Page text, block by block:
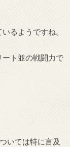
るようですね。
ト並の戦闘力で
いては特に言及